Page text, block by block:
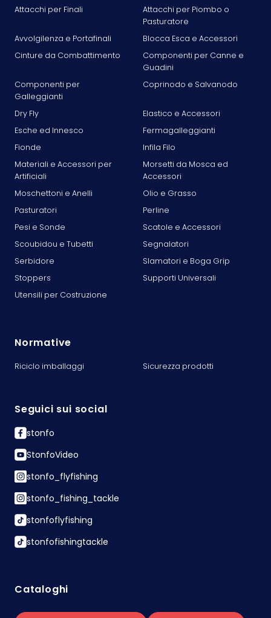
Attacchi per Finali
Attacchi per Piombo o
Pasturatore
Avvolgilenza e Portafinali
Blocca Esca e Accessori
Cinture da Combattimento
Componenti per Canne e
Guadini
Componenti per
Galleggianti
Coprinodo e Salvanodo
Dry Fly
Elastico e Accessori
Esche ed Innesco
Fermagalleggianti
Fionde
Infila Filo
Materiali e Accessori per
Artificiali
Morsetti da Mosca ed
Accessori
Moschettoni e Anelli
Olio e Grasso
Pasturatori
Perline
Pesi e Sonde
Scatole e Accessori
Scoubidou e Tubetti
Segnalatori
Serbidore
Slamatori e Boga Grip
Stoppers
Supporti Universali
Utensili per Costruzione
Normative
Riciclo imballaggi Sicurezza prodotti
Seguici sui social
stonfo
StonfoVideo
stonfo_flyfishing
stonfo_fishing_tackle
stonfoflyfishing
stonfofishingtackle
Cataloghi